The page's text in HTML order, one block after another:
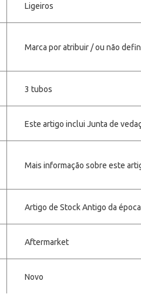
Ligeiros
Marca por atribuir / ou não
3 tubos
Este artigo inclui Junta de
Mais informação sobre este
Artigo de Stock Antigo da época
Aftermarket
Novo